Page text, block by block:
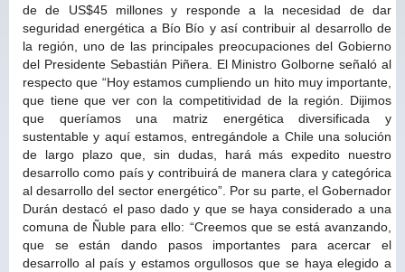
de de US$45 millones y responde a la necesidad de dar
seguridad energética a Bío Bío y así contribuir al desarrollo de
la región, uno de las principales preocupaciones del Gobierno
del Presidente Sebastián Piñera. El Ministro Golborne señaló al
respecto que “Hoy estamos cumpliendo un hito muy importante,
que tiene que ver con la competitividad de la región. Dijimos
que queríamos una matriz energética diversificada y
sustentable y aquí estamos, entregándole a Chile una solución
de largo plazo que, sin dudas, hará más expedito nuestro
desarrollo como país y contribuirá de manera clara y categórica
al desarrollo del sector energético”. Por su parte, el Gobernador
Durán destacó el paso dado y que se haya considerado a una
comuna de Ñuble para ello: “Creemos que se está avanzando,
que se están dando pasos importantes para acercar el
desarrollo al país y estamos orgullosos que se haya elegido a